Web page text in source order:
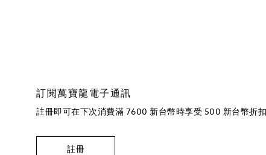
訂閱萬寶龍電子通訊
註冊即可在下次消費滿 7600 新台幣時享受 500 新台幣折扣
註冊